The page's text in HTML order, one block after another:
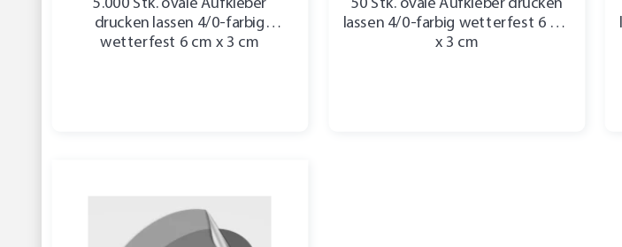
5.000 Stk. ovale Aufkleber
drucken lassen 4/0-farbig
wetterfest 6 cm x 3 cm
50 Stk. ovale Aufkleber drucken
lassen 4/0-farbig wetterfest 6 cm
x 3 cm